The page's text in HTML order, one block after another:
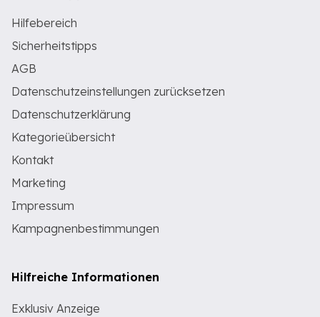
Hilfebereich
Sicherheitstipps
AGB
Datenschutzeinstellungen zurücksetzen
Datenschutzerklärung
Kategorieübersicht
Kontakt
Marketing
Impressum
Kampagnenbestimmungen
Hilfreiche Informationen
Exklusiv Anzeige